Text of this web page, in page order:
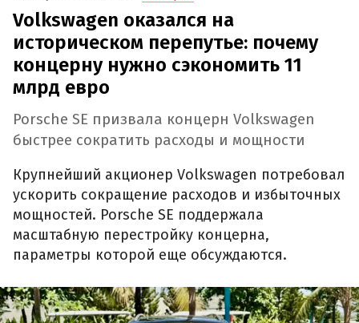
Volkswagen оказался на
историческом перепутье: почему
концерну нужно сэкономить 11
млрд евро
Porsche SE призвала концерн Volkswagen
быстрее сократить расходы и мощности
Крупнейший акционер Volkswagen потребовал
ускорить сокращение расходов и избыточных
мощностей. Porsche SE поддержала
масштабную перестройку концерна,
параметры которой еще обсуждаются.